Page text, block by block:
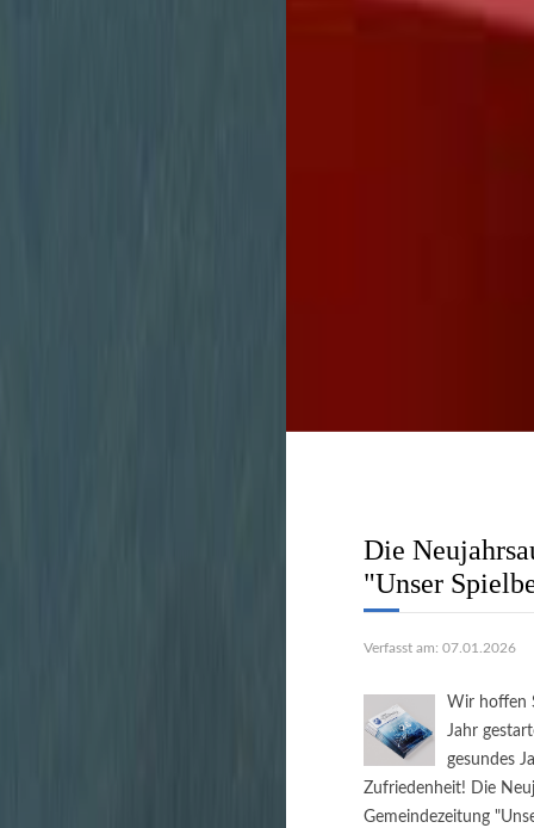
Die
"Unser
Verfasst am: 07.01.2026
Wir hoffen
Jahr
gesundes
Zufriedenheit! Die
Gemeindezeitung